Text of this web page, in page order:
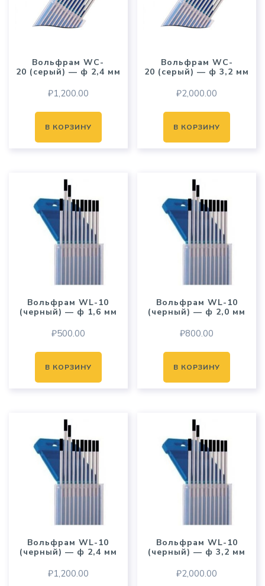
Вольфрам WC-
20 (серый) — ф 2,4 мм
₽1,200.00
В КОРЗИНУ
Вольфрам WC-
20 (серый) — ф 3,2 мм
₽2,000.00
В КОРЗИНУ
Вольфрам WL-10
(черный) — ф 1,6 мм
₽500.00
В КОРЗИНУ
Вольфрам WL-10
(черный) — ф 2,0 мм
₽800.00
В КОРЗИНУ
Вольфрам WL-10
(черный) — ф 2,4 мм
₽1,200.00
Вольфрам WL-10
(черный) — ф 3,2 мм
₽2,000.00